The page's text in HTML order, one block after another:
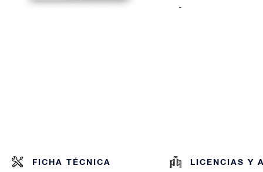
-
FICHA TÉCNICA LICENCIAS Y